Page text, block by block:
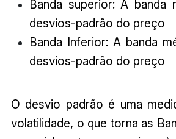
Banda superior: A banda
desvios-padrão do preço
Banda Inferior: A banda
desvios-padrão do preço
O desvio padrão é uma
volatilidade, o que torna as